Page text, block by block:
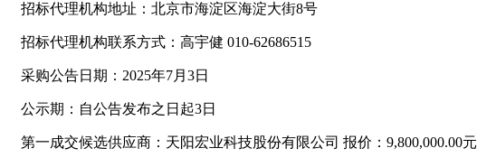
招标代理机构地址：北京市海淀区海淀大街8号
招标代理机构联系方式：高宇健 010-62686515
采购公告日期：2025年7月3日
公示期：自公告发布之日起3日
第一成交候选供应商：天阳宏业科技股份有限公司 报价：9,800,000.00元